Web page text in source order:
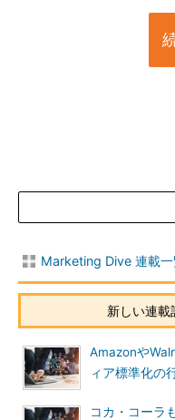
Marketing Dive 連載
新しい連載
Amazonや
ィア標準化の
コカ・コーラ